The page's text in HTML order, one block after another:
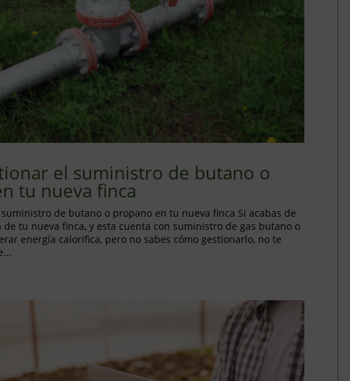
el suministro de butano o
tu nueva finca
de butano o propano en tu nueva finca Si acabas de
tu nueva finca, y esta cuenta con suministro de gas butano o
energía calorífica, pero no sabes cómo gestionarlo, no te